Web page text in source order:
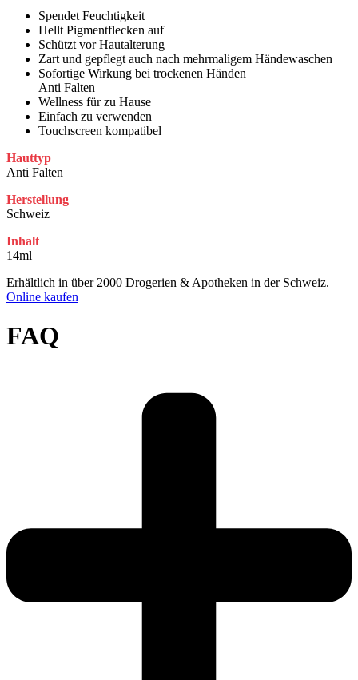
Spendet Feuchtigkeit
Hellt Pigmentflecken auf
Schützt vor Hautalterung
Zart und gepflegt auch nach mehrmaligem Händewaschen
Sofortige Wirkung bei trockenen Händen
Anti Falten
Wellness für zu Hause
Einfach zu verwenden
Touchscreen kompatibel
Hauttyp
Anti Falten
Herstellung
Schweiz
Inhalt
14ml
Erhältlich in über 2000 Drogerien & Apotheken in der Schweiz.
Online kaufen
FAQ